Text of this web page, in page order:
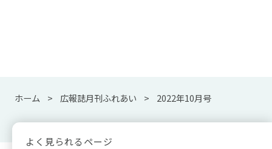
ホーム 広報誌月刊ふれあい 2022年10月号
よく見られるページ